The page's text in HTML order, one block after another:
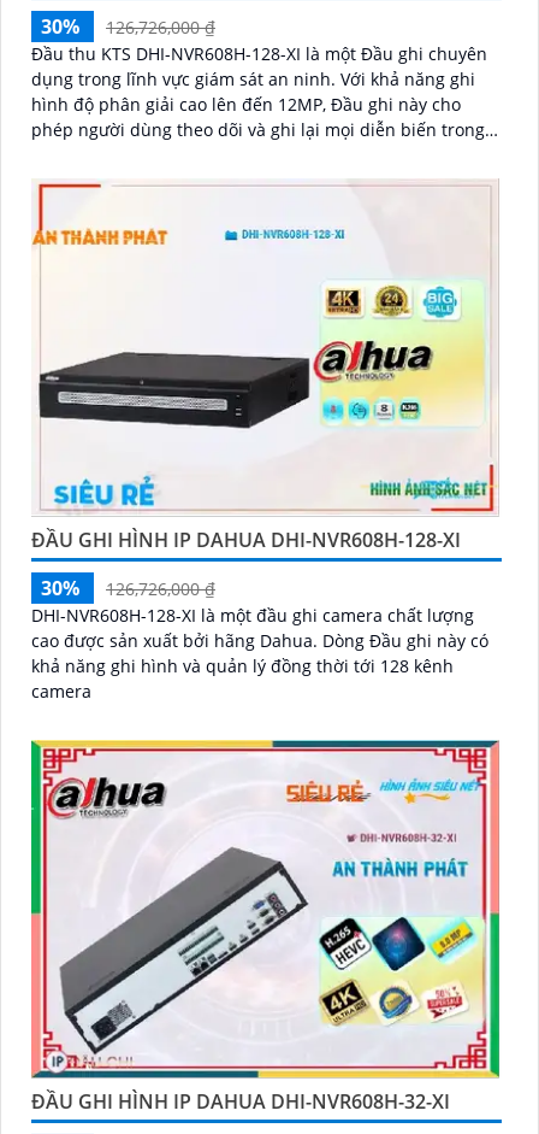
30%
126,726,000 ₫
Đầu thu KTS DHI-NVR608H-128-XI là một Đầu ghi chuyên
dụng trong lĩnh vực giám sát an ninh. Với khả năng ghi
hình độ phân giải cao lên đến 12MP, Đầu ghi này cho
phép người dùng theo dõi và ghi lại mọi diễn biến trong
ĐẦU GHI HÌNH IP DAHUA DHI-NVR608H-128-XI
30%
126,726,000 ₫
DHI-NVR608H-128-XI là một đầu ghi camera chất lượng
cao được sản xuất bởi hãng Dahua. Dòng Đầu ghi này có
khả năng ghi hình và quản lý đồng thời tới 128 kênh
camera
ĐẦU GHI HÌNH IP DAHUA DHI-NVR608H-32-XI